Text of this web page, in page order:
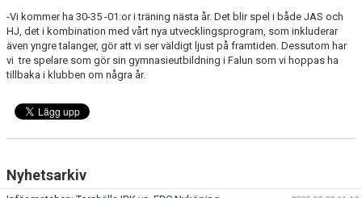
-Vi kommer ha 30-35 -01:or i träning nästa år. Det blir spel i både JAS och
HJ, det i kombination med vårt nya utvecklingsprogram, som inkluderar
även yngre talanger, gör att vi ser väldigt ljust på framtiden. Dessutom har
vi tre spelare som gör sin gymnasieutbildning i Falun som vi hoppas ha
tillbaka i klubben om några år.
Nyhetsarkiv